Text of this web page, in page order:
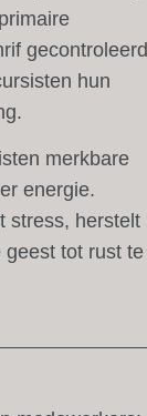
gecontroleerd
hun
merkbare
energie.
stress, herstelt
tot rust te